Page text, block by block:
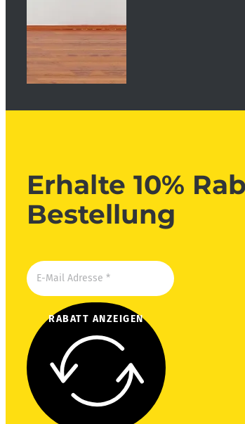
Erhalte 10%
Bestellung
RABATT ANZEIGEN